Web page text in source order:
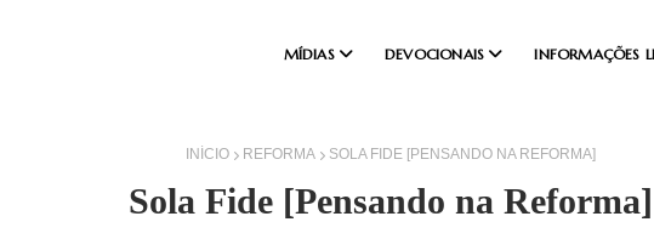
MÍDIAS DEVOCIONAIS INFORMAÇÕES
INÍCIO REFORMA SOLA FIDE [PENSANDO NA REFORMA]
Sola Fide [Pensando na Reforma]